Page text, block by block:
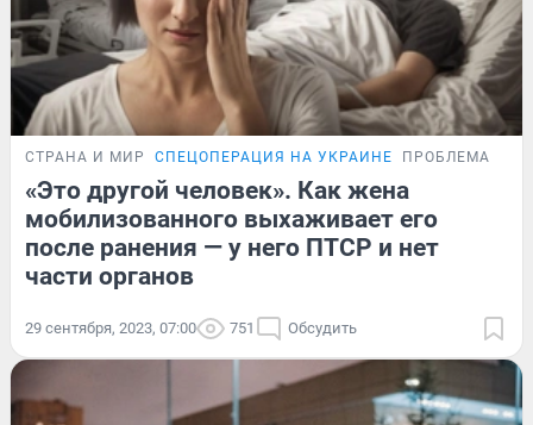
СТРАНА И МИР СПЕЦОПЕРАЦИЯ НА УКРАИНЕ ПРОБЛЕМА
«Это другой человек». Как жена
мобилизованного выхаживает его
после ранения — у него ПТСР и нет
части органов
29 сентября, 2023, 07:00 751 Обсудить